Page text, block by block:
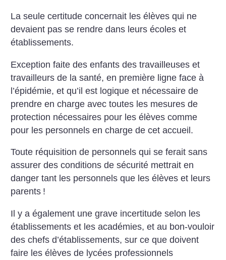
La seule certitude concernait les élèves qui ne
devaient pas se rendre dans leurs écoles et
établissements.
Exception faite des enfants des travailleuses et
travailleurs de la santé, en première ligne face à
l’épidémie, et qu’il est logique et nécessaire de
prendre en charge avec toutes les mesures de
protection nécessaires pour les élèves comme
pour les personnels en charge de cet accueil.
Toute réquisition de personnels qui se ferait sans
assurer des conditions de sécurité mettrait en
danger tant les personnels que les élèves et leurs
parents !
Il y a également une grave incertitude selon les
établissements et les académies, et au bon-vouloir
des chefs d’établissements, sur ce que doivent
faire les élèves de lycées professionnels